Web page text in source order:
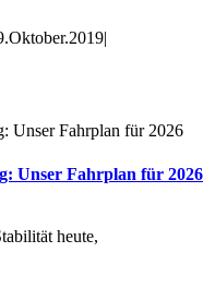
|
Unser Fahrplan für 2026